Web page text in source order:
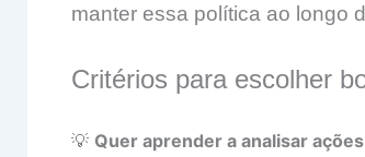
manter essa política ao longo
Critérios para escolher
💡 Quer aprender a analisar